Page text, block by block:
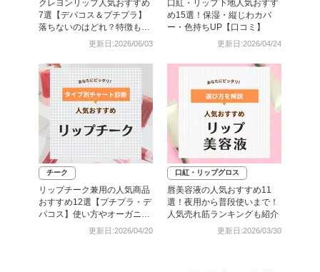
クレヨンリップ人気おすすめ
7選【デパコス＆プチプラ】
落ちないのはどれ？特徴も解
更新日:2026/06/03
口紅・リップ下地人気おすす
め15選！保湿・縦じわカバ
ー・色持ちUP【口コミ】
更新日:2026/04/24
チーク
リップチーク兼用の人気商品
おすすめ12選【プチプラ・デ
パコス】使い方やオーガニッ
更新日:2026/04/20
口紅・リップグロス
唇美容液の人気おすすめ11
選！夜用から普段使いまで！
人気売れ筋ランキングも紹介
更新日:2026/03/30